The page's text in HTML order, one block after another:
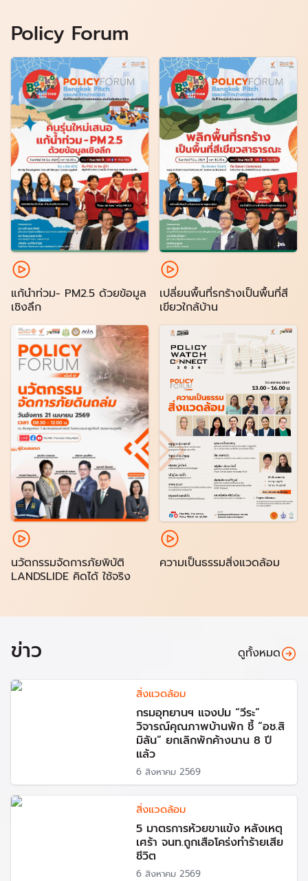
ความสำเร็จในการลดไฟไหม้ในพื้นที่ป่า
Policy Forum
แก้นำท่วม- PM2.5 ด้วยข้อมูล
เชิงลึก
เปลี่ยนพื้นที่รกร้างเป็นพื้นที่สี
เขียวใกล้บ้าน
นวัตกรรมจัดการภัยพิบัติ
LANDSLIDE คิดได้ ใช้จริง
ความเป็นธรรมสิ่งแวดล้อม
ข่าว ดูทั้งหมด
สิ่งแวดล้อม
กรมอุทยานฯ แจงปม “วีระ”
วิจารณ์คุณภาพบ้านพัก ชี้ “อช.สิ
มิลัน” ยกเลิกพักค้างนาน 8 ปี
แล้ว
6 สิงหาคม 2569
สิ่งแวดล้อม
5 มาตรการห้วยขาแข้ง หลังเหตุ
เศร้า จนท.ถูกเสือโคร่งทำร้ายเสีย
ชีวิต
6 สิงหาคม 2569